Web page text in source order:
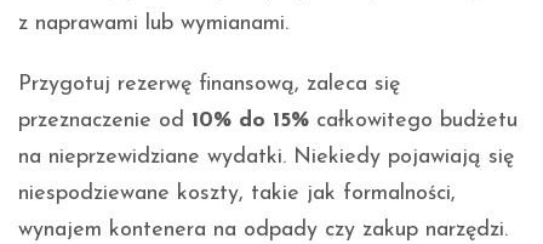
z naprawami lub wymianami.
Przygotuj rezerwę finansową, zaleca się
przeznaczenie od 10% do 15% całkowitego budżetu
na nieprzewidziane wydatki. Niekiedy pojawiają się
niespodziewane koszty, takie jak formalności,
wynajem kontenera na odpady czy zakup narzędzi.